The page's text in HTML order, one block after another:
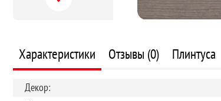
Характеристики Отзывы (0) Плинтуса
Декор: